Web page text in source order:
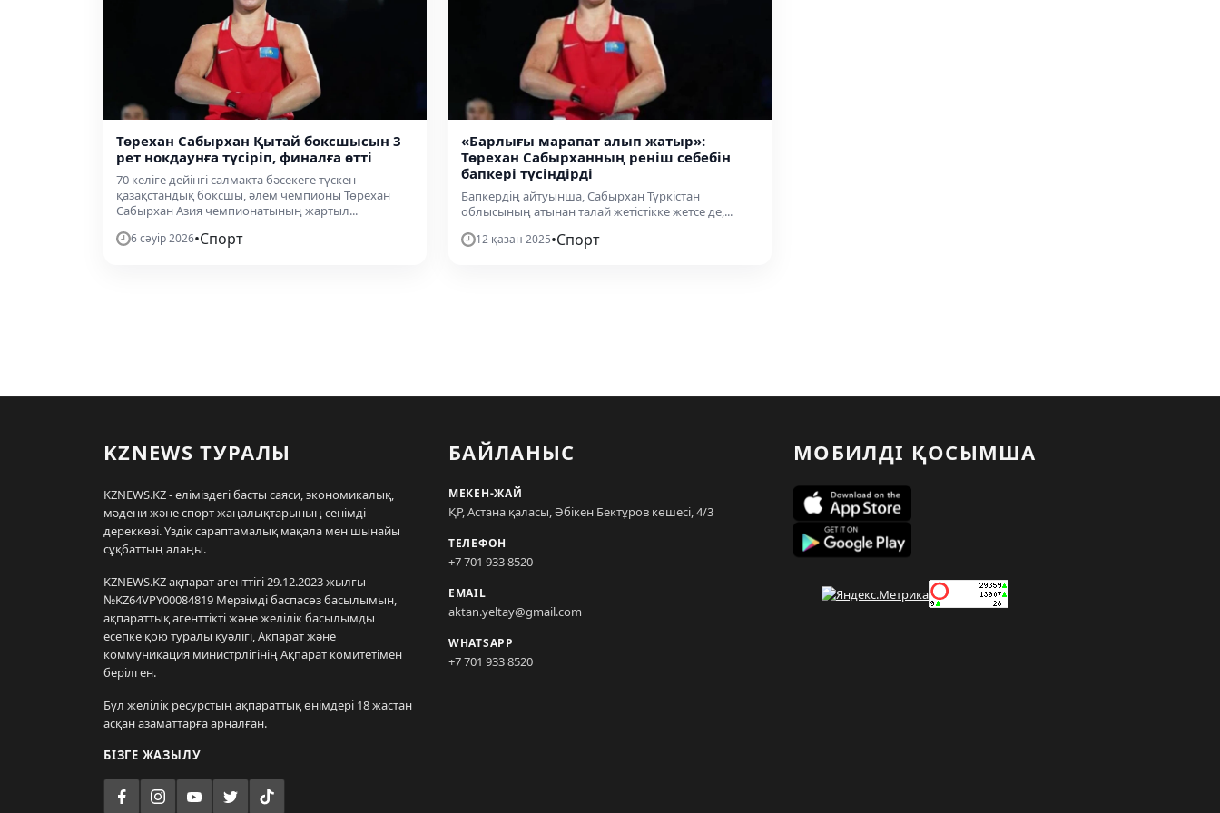
Төрехан Сабырхан Қытай боксшысын 3
рет нокдаунға түсіріп, финалға өтті
70 келіге дейінгі салмақта бәсекеге түскен
қазақстандық боксшы, әлем чемпионы Төрехан
Сабырхан Азия чемпионатының жартыл...
6 сәуір 2026•Спорт
«Барлығы марапат алып жатыр»:
Төрехан Сабырханның реніш себебін
бапкері түсіндірді
Бапкердің айтуынша, Сабырхан Түркістан
облысының атынан талай жетістікке жетсе де,...
12 қазан 2025•Спорт
KZNEWS ТУРАЛЫ
KZNEWS.KZ - еліміздегі басты саяси, экономикалық,
мәдени және спорт жаңалықтарының сенімді
дереккөзі. Үздік сараптамалық мақала мен шынайы
сұқбаттың алаңы.
KZNEWS.KZ ақпарат агенттігі 29.12.2023 жылғы
№KZ64VPY00084819 Мерзімді баспасөз басылымын,
ақпараттық агенттікті және желілік басылымды
есепке қою туралы куәлігі, Ақпарат және
коммуникация министрлігінің Ақпарат комитетімен
берілген.
Бұл желілік ресурстың ақпараттық өнімдері 18 жастан
асқан азаматтарға арналған.
БІЗГЕ ЖАЗЫЛУ
БАЙЛАНЫС
МЕКЕН-ЖАЙ
ҚР, Астана қаласы, Әбікен Бектұров көшесі, 4/3
ТЕЛЕФОН
+7 701 933 8520
EMAIL
aktan.yeltay@gmail.com
WHATSAPP
+7 701 933 8520
МОБИЛДІ ҚОСЫМША